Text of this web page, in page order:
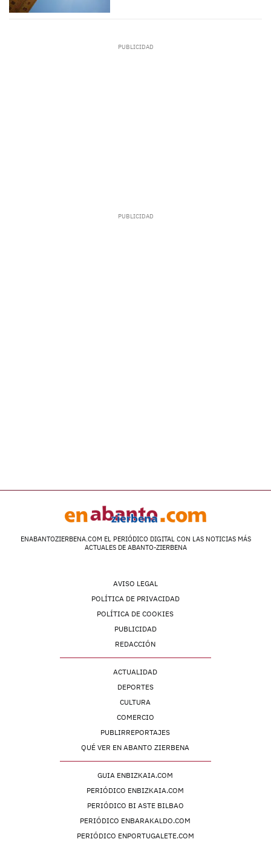
ENABANTOZIERBENA.COM EL PERIÓDICO DIGITAL CON LAS NOTICIAS MÁS
ACTUALES DE ABANTO-ZIERBENA
AVISO LEGAL
POLÍTICA DE PRIVACIDAD
POLÍTICA DE COOKIES
PUBLICIDAD
REDACCIÓN
ACTUALIDAD
DEPORTES
CULTURA
COMERCIO
PUBLIRREPORTAJES
QUÉ VER EN ABANTO ZIERBENA
GUIA ENBIZKAIA.COM
PERIÓDICO ENBIZKAIA.COM
PERIÓDICO BI ASTE BILBAO
PERIÓDICO ENBARAKALDO.COM
PERIÓDICO ENPORTUGALETE.COM